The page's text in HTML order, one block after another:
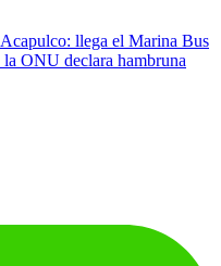
llega el Marina Bus
ONU declara hambruna